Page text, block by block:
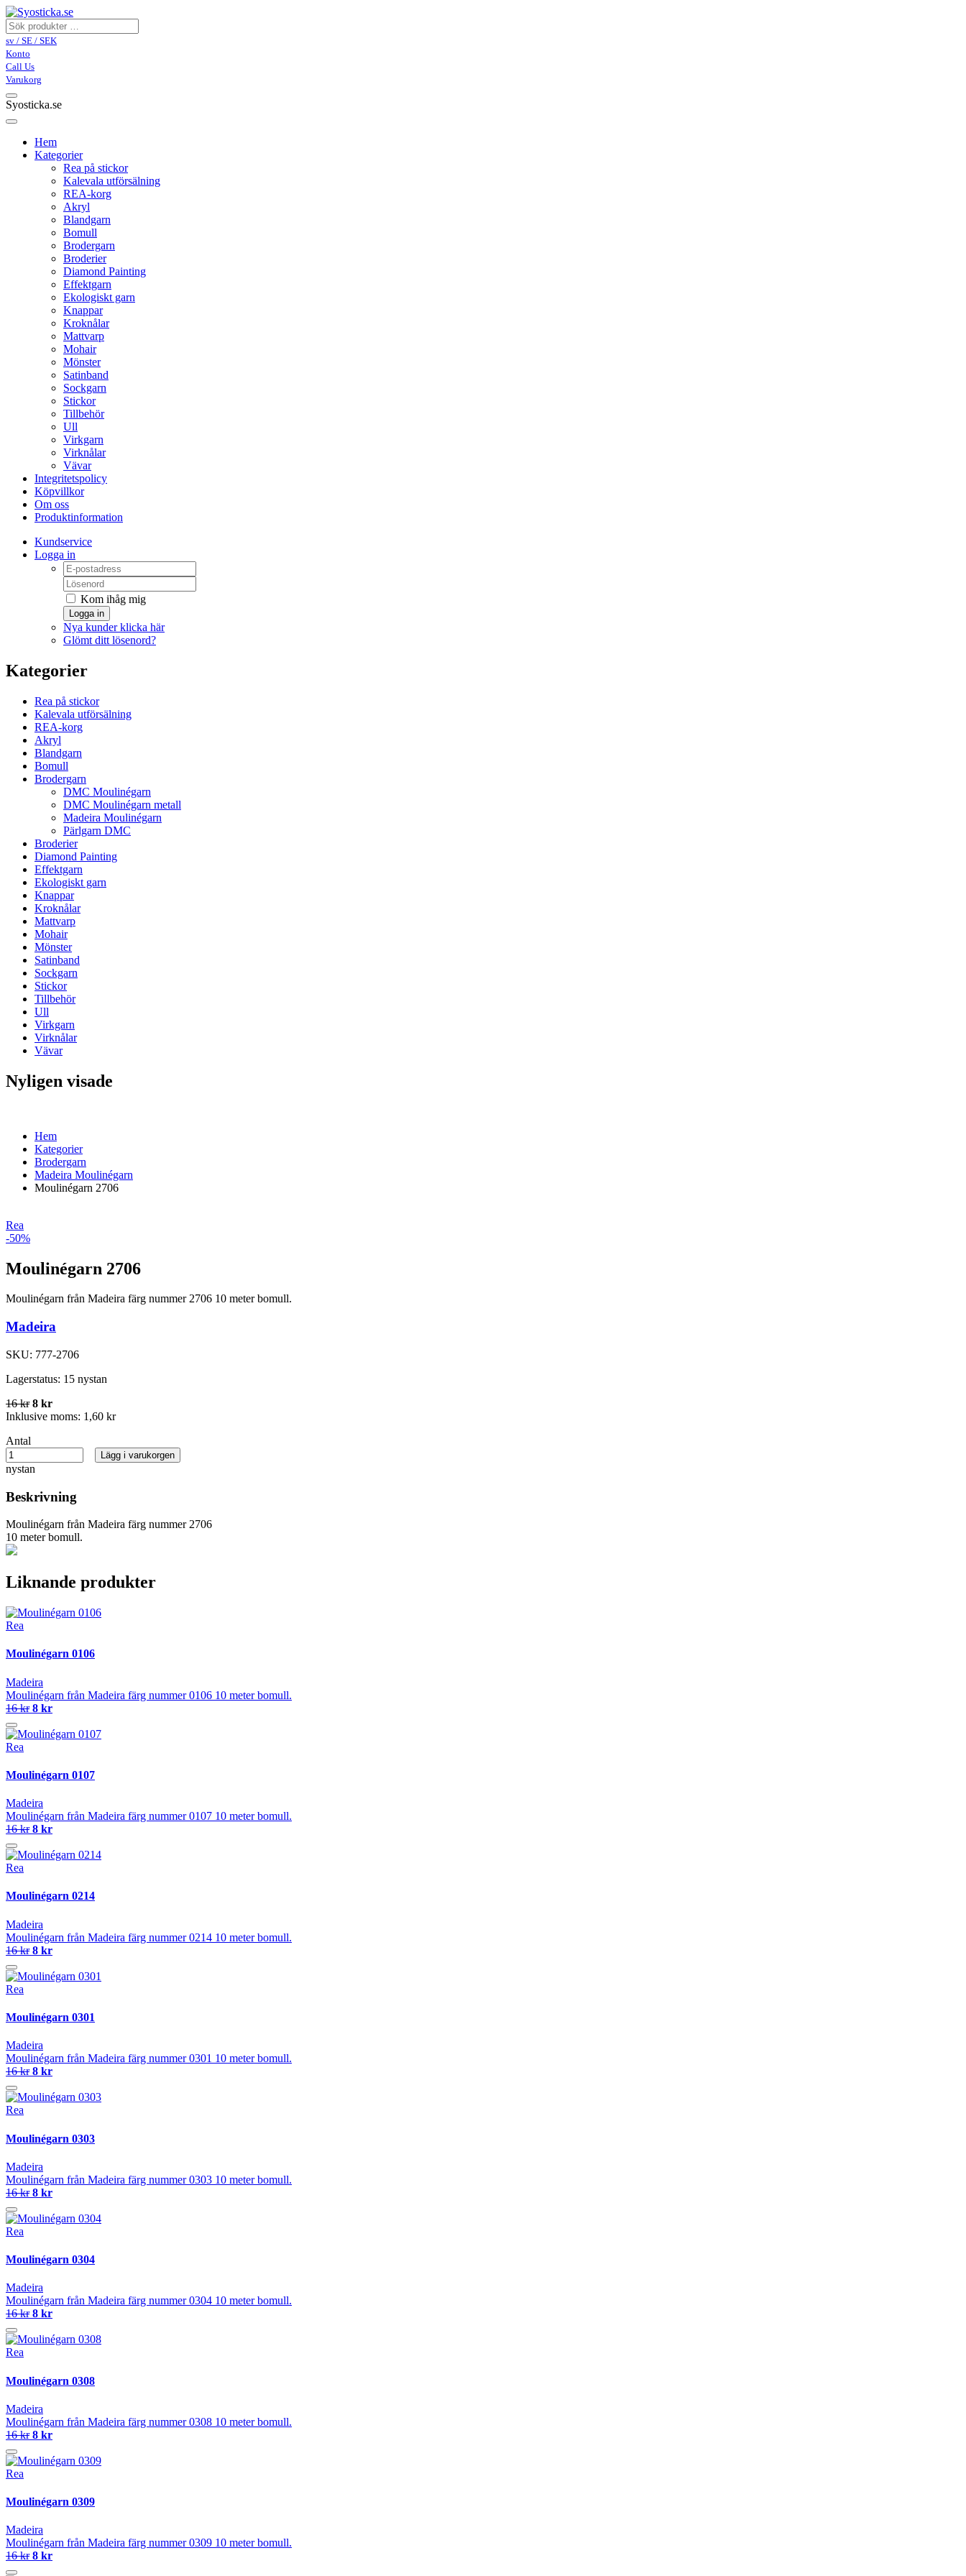
sv / SE / SEK
Konto
Call Us
Varukorg
Syosticka.se
Hem
Kategorier
Rea på stickor
Kalevala utförsälning
REA-korg
Akryl
Blandgarn
Bomull
Brodergarn
Broderier
Diamond Painting
Effektgarn
Ekologiskt garn
Knappar
Kroknålar
Mattvarp
Mohair
Mönster
Satinband
Sockgarn
Stickor
Tillbehör
Ull
Virkgarn
Virknålar
Vävar
Integritetspolicy
Köpvillkor
Om oss
Produktinformation
Kundservice
Logga in
Kom ihåg mig
Logga in
Nya kunder klicka här
Glömt ditt lösenord?
Kategorier
Rea på stickor
Kalevala utförsälning
REA-korg
Akryl
Blandgarn
Bomull
Brodergarn
DMC Moulinégarn
DMC Moulinégarn metall
Madeira Moulinégarn
Pärlgarn DMC
Broderier
Diamond Painting
Effektgarn
Ekologiskt garn
Knappar
Kroknålar
Mattvarp
Mohair
Mönster
Satinband
Sockgarn
Stickor
Tillbehör
Ull
Virkgarn
Virknålar
Vävar
Nyligen visade
Hem
Kategorier
Brodergarn
Madeira Moulinégarn
Moulinégarn 2706
Rea
-50%
Moulinégarn 2706
Moulinégarn från Madeira färg nummer 2706 10 meter bomull.
Madeira
SKU: 777-2706
Lagerstatus: 15 nystan
16 kr 8 kr
Inklusive moms: 1,60 kr
Antal
nystan
Lägg i varukorgen
Beskrivning
Moulinégarn från Madeira färg nummer 2706
10 meter bomull.
Liknande produkter
Rea
Moulinégarn 0106
Madeira
Moulinégarn från Madeira färg nummer 0106 10 meter bomull.
16 kr 8 kr
Rea
Moulinégarn 0107
Madeira
Moulinégarn från Madeira färg nummer 0107 10 meter bomull.
16 kr 8 kr
Rea
Moulinégarn 0214
Madeira
Moulinégarn från Madeira färg nummer 0214 10 meter bomull.
16 kr 8 kr
Rea
Moulinégarn 0301
Madeira
Moulinégarn från Madeira färg nummer 0301 10 meter bomull.
16 kr 8 kr
Rea
Moulinégarn 0303
Madeira
Moulinégarn från Madeira färg nummer 0303 10 meter bomull.
16 kr 8 kr
Rea
Moulinégarn 0304
Madeira
Moulinégarn från Madeira färg nummer 0304 10 meter bomull.
16 kr 8 kr
Rea
Moulinégarn 0308
Madeira
Moulinégarn från Madeira färg nummer 0308 10 meter bomull.
16 kr 8 kr
Rea
Moulinégarn 0309
Madeira
Moulinégarn från Madeira färg nummer 0309 10 meter bomull.
16 kr 8 kr